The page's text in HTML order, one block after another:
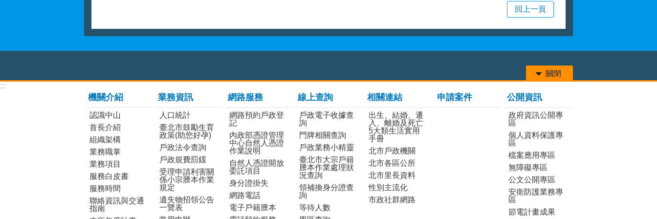
回上一頁
關閉
:::
機關介紹
認識中山
首長介紹
組織架構
業務職掌
業務項目
服務白皮書
服務時間
聯絡資訊與交通
指南
業務資訊
人口統計
臺北市鼓勵生育
政策(助您好孕)
戶政法令查詢
戶政規費罰鍰
受理申請利害關
係小宗謄本作業
規定
遺失物招領公告
一覽表
網路服務
網路預約戶政登
記
內政部憑證管理
中心自然人憑證
作業說明
自然人憑證開放
委託項目
身分證掛失
網路電話
電子戶籍謄本
線上查詢
戶政電子收據查
詢
門牌相關查詢
戶政業務小精靈
臺北市大宗戶籍
謄本作業處理狀
況查詢
領補換身分證查
詢
等待人數
相關連結
出生、結婚、遷
入、離婚及死亡
5大類生活實用
手冊
北市戶政機關
北市各區公所
北市里長資料
性別主流化
市政社群網路
申請案件 公開資訊
政府資訊公開專
區
個人資料保護專
區
檔案應用專區
無障礙專區
公文公開專區
安衛防護業務專
區
節電計畫成果